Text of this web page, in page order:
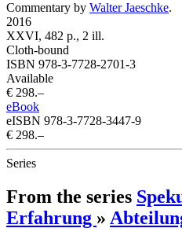
Commentary by Walter Jaeschke.
2016
XXVI, 482 p., 2 ill.
Cloth-bound
ISBN 978-3-7728-2701-3
Available
€ 298.–
eBook
eISBN 978-3-7728-3447-9
€ 298.–
Series
From the series
Erfahrung »